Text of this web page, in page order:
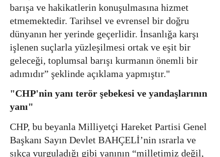
barışa ve hakikatlerin konuşulmasına hizmet
etmemektedir. Tarihsel ve evrensel bir doğru
dünyanın her yerinde geçerlidir. İnsanlığa karşı
işlenen suçlarla yüzleşilmesi ortak ve eşit bir
geleceği, toplumsal barışı kurmanın önemli bir
adımıdır” şeklinde açıklama yapmıştır."
"CHP'nin yanı terör şebekesi ve yandaşlarının
yanı"
CHP, bu beyanla Milliyetçi Hareket Partisi Genel
Başkanı Sayın Devlet BAHÇELİ’nin ısrarla ve
sıkça vurguladığı gibi yanının “milletimiz değil,